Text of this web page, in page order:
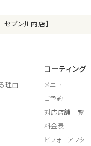
ブン川内店】
理由
コーティング
メニュー
ご予約
対応店舗一覧
料金表
ビフォーアフター